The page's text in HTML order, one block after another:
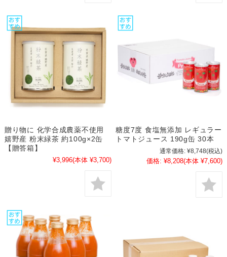
贈り物に 化学合成農薬不使用
嬉野産 粉末緑茶 約100g×2缶
【贈答箱】
¥3,996(本体 ¥3,700)
糖度7度 食塩無添加 レギュラー
トマトジュース 190g缶 30本
通常価格: ¥8,748(税込)
価格: ¥8,208(本体 ¥7,600)